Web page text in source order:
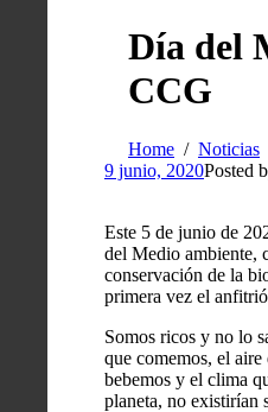
Día del
CCG
Home Noticias
9 junio, 2020Posted
Este 5 de junio de
del Medio ambiente,
conservación de la
primera vez el
Somos ricos y no lo
que comemos, el
bebemos y el clima
planeta, no existirían